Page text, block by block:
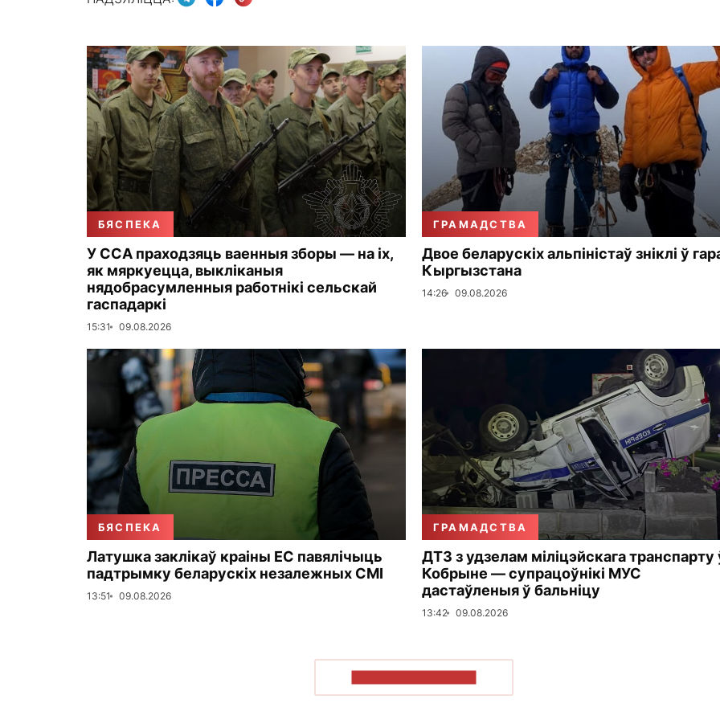
БЯСПЕКА
У ССА праходзяць ваенныя зборы — на іх,
як мяркуецца, выкліканыя
нядобрасумленныя работнікі сельскай
гаспадаркі
15:31 09.08.2026
ГРАМАДСТВА
Двое беларускіх альпіністаў зніклі ў
Кыргызстана
14:26 09.08.2026
БЯСПЕКА
Латушка заклікаў краіны ЕС павялічыць
падтрымку беларускіх незалежных СМІ
13:51 09.08.2026
ГРАМАДСТВА
ДТЗ з удзелам міліцэйскага транспарту
Кобрыне — супрацоўнікі МУС
дастаўленыя ў бальніцу
13:42 09.08.2026